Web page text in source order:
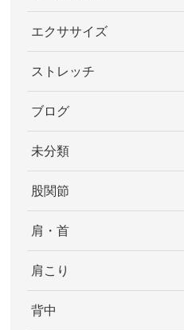
エクササイズ
ストレッチ
ブログ
未分類
股関節
肩・首
肩こり
背中